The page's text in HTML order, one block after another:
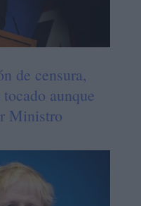
de censura,
aunque
Ministro